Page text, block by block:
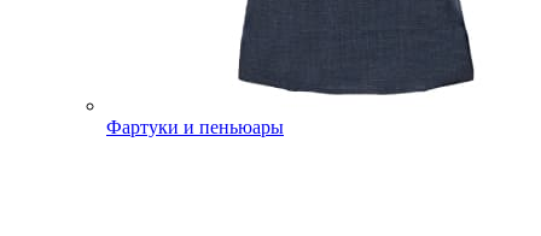
Фартуки и пеньюары